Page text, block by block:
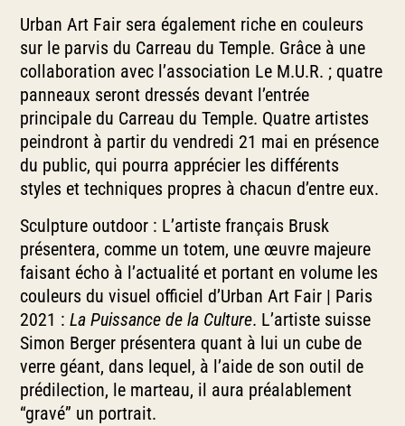
Urban Art Fair sera également riche en couleurs
sur le parvis du Carreau du Temple. Grâce à une
collaboration avec l’association Le M.U.R. ; quatre
panneaux seront dressés devant l’entrée
principale du Carreau du Temple. Quatre artistes
peindront à partir du vendredi 21 mai en présence
du public, qui pourra apprécier les différents
styles et techniques propres à chacun d’entre eux.
Sculpture outdoor : L’artiste français Brusk
présentera, comme un totem, une œuvre majeure
faisant écho à l’actualité et portant en volume les
couleurs du visuel officiel d’Urban Art Fair | Paris
2021 :La Puissance de la Culture. L’artiste suisse
Simon Berger présentera quant à lui un cube de
verre géant, dans lequel, à l’aide de son outil de
prédilection, le marteau, il aura préalablement
“gravé” un portrait.